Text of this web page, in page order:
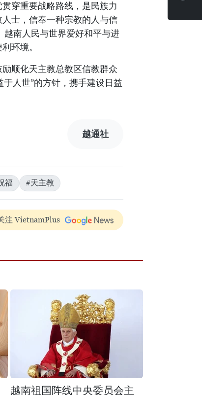
穿重要战略路线，是民族力
士，信奉一种宗教的人与信
越南人民与世界爱好和平与进
环境。
顺化天主教总教区信教群众
人世”的方针，携手建设日益
越通社
福 #天主教
注 VietnamPlus
越南祖国阵线中央委员会主